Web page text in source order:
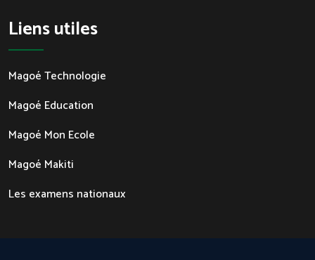
Liens utiles
Magoé Technologie
Magoé Education
Magoé Mon Ecole
Magoé Makiti
Les examens nationaux